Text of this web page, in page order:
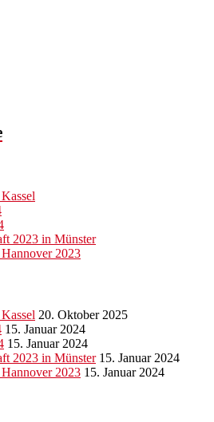
2023 in Münster
2023
20. Oktober 2025
15. Januar 2024
15. Januar 2024
2023 in Münster 15. Januar 2024
2023 15. Januar 2024